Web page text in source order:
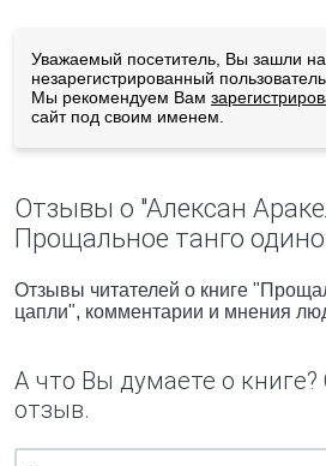
Уважаемый посетитель, Вы зашли на
незарегистрированный пользователь.
Мы рекомендуем Вам
сайт под своим именем.
Отзывы о "Алексан
Прощальное танго
Отзывы читателей о книге
цапли", комментарии и мнения
А что Вы думаете о
отзыв.